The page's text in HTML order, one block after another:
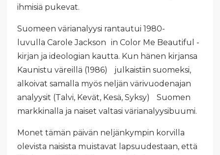
ihmisiä pukevat.
Suomeen värianalyysi rantautui 1980-
luvulla Carole Jackson in Color Me Beautiful -
kirjan ja ideologian kautta. Kun hänen kirjansa
Kaunistu väreillä (1986) julkaistiin suomeksi,
alkoivat samalla myös neljän värivuodenajan
analyysit (Talvi, Kevät, Kesä, Syksy) Suomen
markkinalla ja naiset valtasi värianalyysibuumi.
Monet tämän päivän neljänkympin korvilla
olevista naisista muistavat lapsuudestaan, että